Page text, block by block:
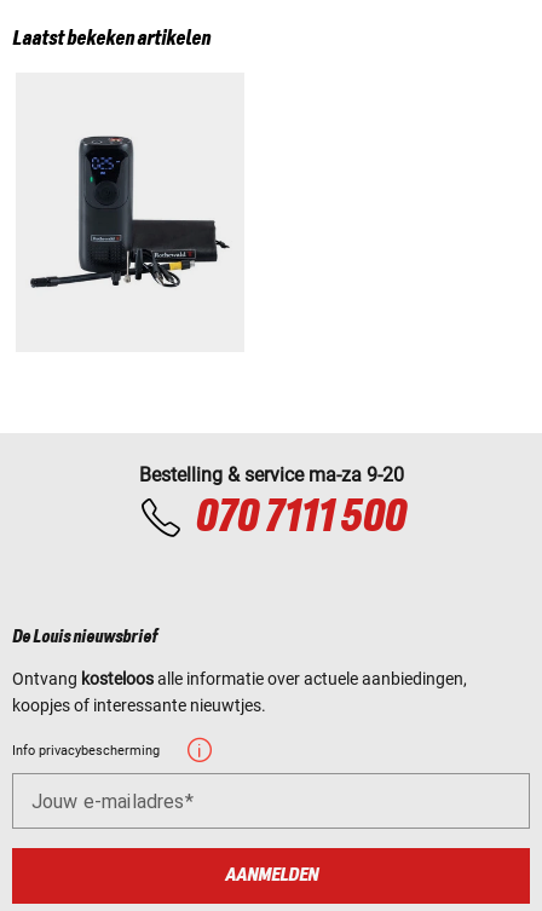
Laatst bekeken artikelen
Bestelling & service ma-za 9-20
070 7111 500
De Louis nieuwsbrief
Ontvang kosteloosalle informatie over actuele aanbiedingen,
koopjes of interessante nieuwtjes.
Info privacybescherming
Jouw e-mailadres
AANMELDEN